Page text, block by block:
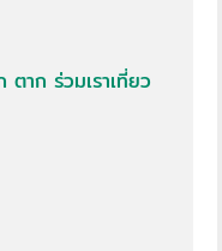
ตาก ร่วมเราเที่ยว